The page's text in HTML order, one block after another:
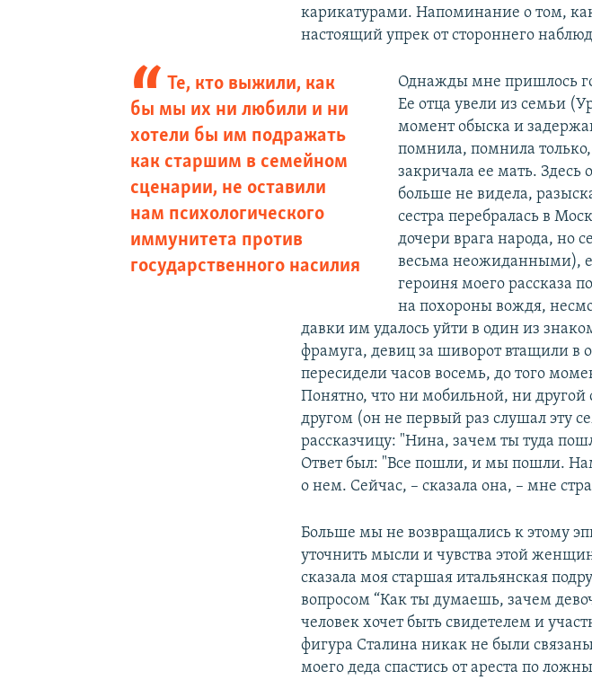
карикатурами. Напоминание о том,
настоящий упрек от стороннего
Те, кто выжили, как
бы мы их ни любили и ни
хотели бы им подражать
как старшим в семейном
сценарии, не оставили
нам психологического
иммунитета против
государственного насилия
Однажды мне пришлось
Ее отца увели из семьи
момент обыска и
помнила, помнила
закричала ее мать.
больше не видела,
сестра перебралась в
дочери врага народа, но
весьма неожиданными),
героиня моего рассказа
на похороны вождя,
давки им удалось уйти в один из
фрамуга, девиц за шиворот втащили в
пересидели часов восемь, до того
Понятно, что ни мобильной, ни
другом (он не первый раз слушал эту
рассказчицу: "Нина, зачем ты туда
Ответ был: "Все пошли, и мы пошли.
о нем. Сейчас, – сказала она, – мне
Больше мы не возвращались к этому
уточнить мысли и чувства этой
сказала моя старшая итальянская
вопросом “Как ты думаешь, зачем
человек хочет быть свидетелем и
фигура Сталина никак не были
моего деда спастись от ареста по